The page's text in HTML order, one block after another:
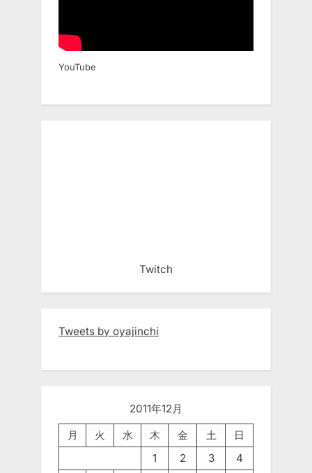
YouTube
Twitch
Tweets by oyajinchi
2011年12月
月
火 水 木 金 土
日
1
2 3
4